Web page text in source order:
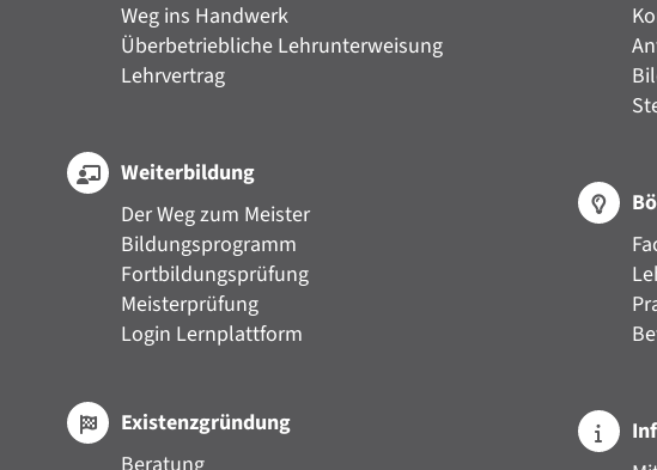
Weg ins Handwerk
Überbetriebliche Lehrunterweisung
Lehrvertrag
Weiterbildung
Der Weg zum Meister
Bildungsprogramm
Fortbildungsprüfung
Meisterprüfung
Login Lernplattform
Existenzgründung